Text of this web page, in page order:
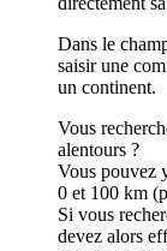
Dans le
saisir une
un continent.
Vous
alentours ?
Vous pouvez
0 et 100 km
Si vous
devez alors